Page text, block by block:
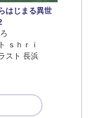
はじまる異世
ｓｈｒｉ
スト 長浜